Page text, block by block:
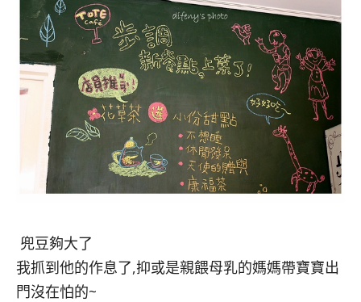
兜豆夠大了
我抓到他的作息了,抑或是親餵母乳的媽媽帶寶寶出
門沒在怕的~